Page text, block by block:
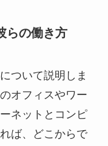
らの働き方
ついて説明しま
オフィスやワー
ネットとコンピ
ば、どこからで